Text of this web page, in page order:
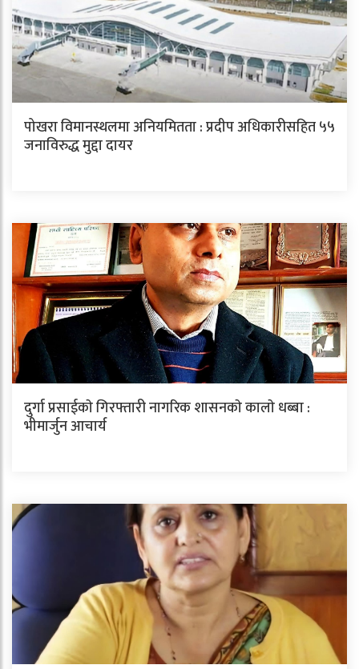
पोखरा विमानस्थलमा अनियमितता : प्रदीप अधिकारीसहित ५५
जनाविरुद्ध मुद्दा दायर
दुर्गा प्रसाईकाे गिरफ्तारी नागरिक शासनकाे कालाे धब्बा :
भीमार्जुन आचार्य